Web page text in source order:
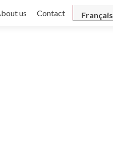
Français
us Contact